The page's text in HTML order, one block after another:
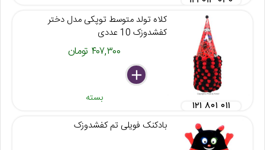
کلاه تولد متوسط توپکی مدل دختر
کفشدوزک 10 عددی
۴۰۷,۳۰۰ تومان
delete
remove
add
بسته
۱۲۱ ۸۰۱ ۰۱۱
بادکنک فویلی تم کفشدوزک